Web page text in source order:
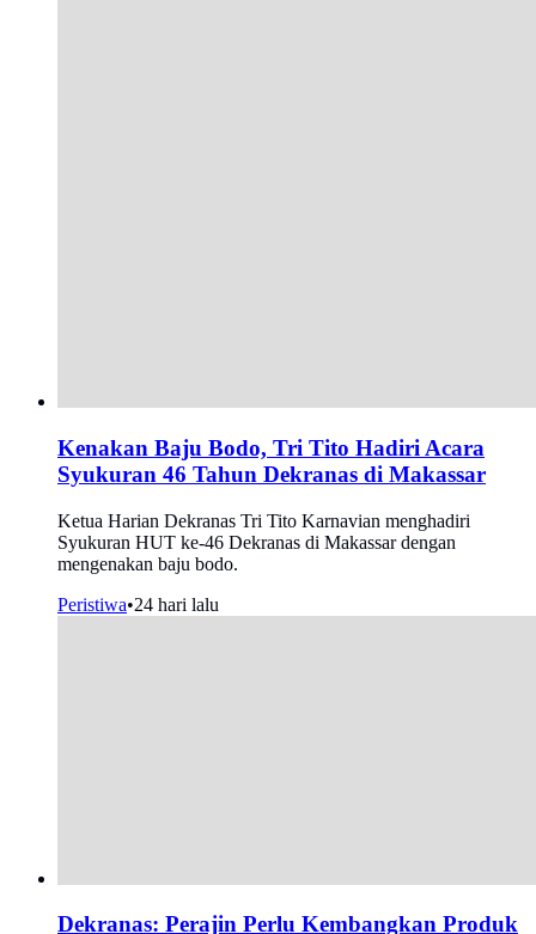
Kenakan Baju Bodo, Tri Tito Hadiri Acara
Syukuran 46 Tahun Dekranas di Makassar
Ketua Harian Dekranas Tri Tito Karnavian menghadiri
Syukuran HUT ke-46 Dekranas di Makassar dengan
mengenakan baju bodo.
Peristiwa•24 hari lalu
Dekranas: Perajin Perlu Kembangkan Produk